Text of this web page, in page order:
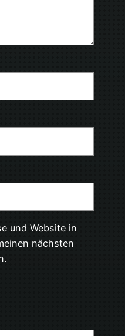
und Website in
nächsten